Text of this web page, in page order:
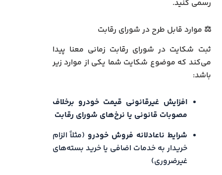
رسمی کنید.
⚖️ موارد قابل طرح در شورای رقابت
ثبت شکایت در شورای رقابت زمانی معنا پیدا
می‌کند که موضوع شکایت شما یکی از موارد زیر
باشد:
افزایش غیرقانونی قیمت خودرو برخلاف
مصوبات قانونی یا نرخ‌های شورای رقابت
شرایط ناعادلانه فروش خودرو (مثلاً الزام
خریدار به خدمات اضافی یا خرید بسته‌های
غیرضروری)